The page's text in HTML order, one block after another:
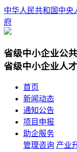
中华人民共和国中央
府
省级中小企业公
省级中小企业人
首页
新闻动态
通知公告
项目申报
助企服务
管理咨询 产业